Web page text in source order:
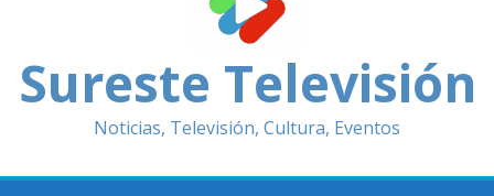
Sureste Televisión
Noticias, Televisión, Cultura, Eventos